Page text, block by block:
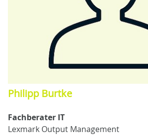
Philipp Burtke
Fachberater IT
Lexmark Output Management